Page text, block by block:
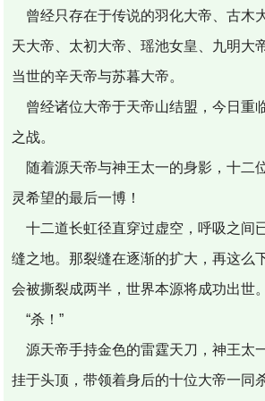
曾经只存在于传说的羽化大帝、古木
天大帝、太初大帝、瑶池女皇、九明大
当世的辛天帝与苏暮大帝。
曾经诸位大帝于天帝山结盟，今日重
之战。
随着源天帝与神王太一的身影，十二
灵希望的最后一博！
十二道长虹径直穿过虚空，呼吸之间
缝之地。那裂缝在逐渐的扩大，再这么
会被撕裂成两半，世界本源将成功出世。
“杀！”
源天帝手持金色的雷霆天刀，神王太
挂于头顶，带领着身后的十位大帝一同